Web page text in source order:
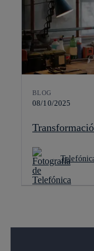
BLOG
08/10/2025